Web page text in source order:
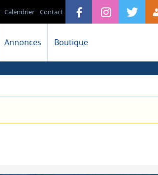
Contact
Calendrier
Annonces Boutique